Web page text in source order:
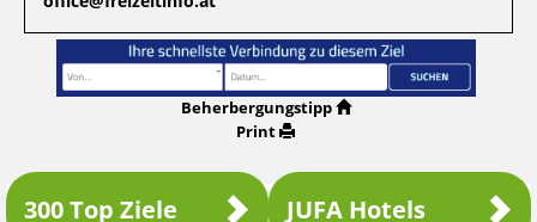
Beherbergungstipp
Print
300 Top Ziele JUFA Hotels